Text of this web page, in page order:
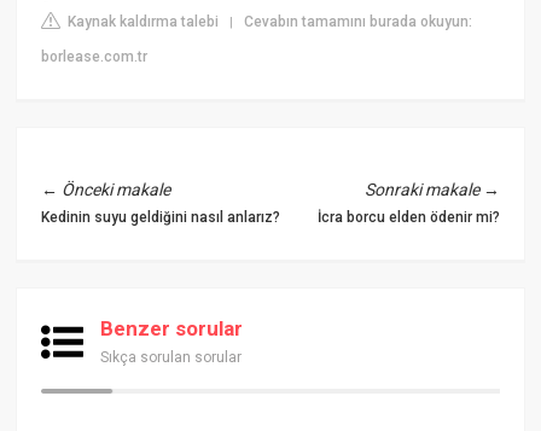
Kaynak kaldırma talebi |Cevabın tamamını burada okuyun:
borlease.com.tr
← Önceki makale
Kedinin suyu geldiğini nasıl anlarız?
Sonraki makale→
İcra borcu elden ödenir mi?
Benzer sorular
Sıkça sorulan sorular